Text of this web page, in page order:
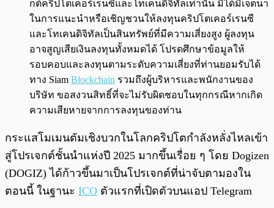
กต์คริปโตเคอร์เรนซีและโทเคนดิจิทัลเท่านั้น มิได้มีเจตนา
ในการแนะนำหรือเชิญชวนให้ลงทุนคริปโตเคอร์เรนซี
และโทเคนดิจิทัลเป็นสินทรัพย์ที่มีความเสี่ยงสูง ผู้ลงทุน
อาจสูญเสียเงินลงทุนทั้งหมดได้ โปรดศึกษาข้อมูลให้
รอบคอบและลงทุนตามระดับความเสี่ยงที่ท่านยอมรับได้
ทาง Siam Blockchain รวมถึงผู้บริหารและพนักงานของ
บริษัท ขอสงวนสิทธิ์ที่จะไม่รับผิดชอบในทุกกรณีหากเกิด
ความเสียหายจากการลงทุนของท่าน
กระแสโมเมนตัมเชิงบวกในโลกคริปโตกำลังหลั่งไหลเข้า
สู่โปรเจกต์ชั้นนำแห่งปี 2025 มากขึ้นเรื่อย ๆ โดย Dogizen
(DOGIZ) ได้ก้าวขึ้นมาเป็นโปรเจกต์ที่น่าจับตามองใน
ตอนนี้ ในฐานะ ICO ตัวแรกที่เปิดตัวบนแอป Telegram